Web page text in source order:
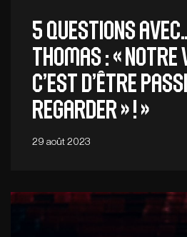
5 QUESTIONS
THOMAS : « NOTRE
C’EST D’ÊTRE
REGARDER » ! »
29 août 2023